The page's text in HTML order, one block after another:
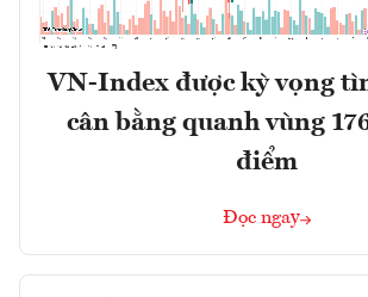
VN-Index được kỳ vọng
cân bằng quanh vùng
điểm
Đọc ngay